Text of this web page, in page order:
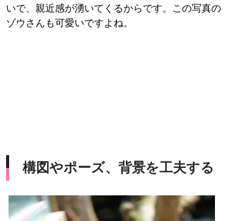
いで、親近感が湧いてくるからです。この写真の
ゾウさんも可愛いですよね。
構図やポーズ、背景を工夫する